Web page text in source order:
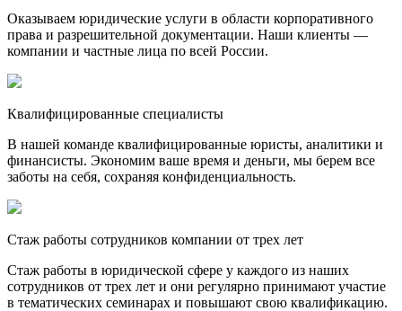
Оказываем юридические услуги в области корпоративного
права и разрешительной документации. Наши клиенты —
компании и частные лица по всей России.
Квалифицированные специалисты
В нашей команде квалифицированные юристы, аналитики и
финансисты. Экономим ваше время и деньги, мы берем все
заботы на себя, сохраняя конфиденциальность.
Стаж работы сотрудников компании от трех лет
Стаж работы в юридической сфере у каждого из наших
сотрудников от трех лет и они регулярно принимают участие
в тематических семинарах и повышают свою квалификацию.